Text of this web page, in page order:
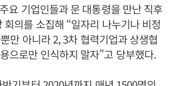
요 기업인들과 문 대통령을 만난 직후
회의를 소집해 “일자리 나누기나 비정
만 아니라 2, 3차 협력기업과 상생협
으로만 인식하지 말자”고 당부했다.